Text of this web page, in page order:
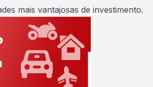
mais vantajosas de investimento.